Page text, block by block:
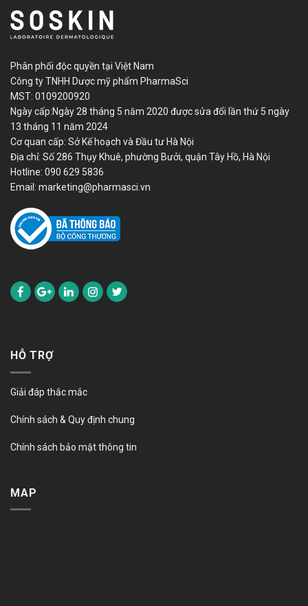
Phân phối độc quyền tại Việt Nam
Công ty TNHH Dược mỹ phẩm PharmaSci
MST: 0109200920
Ngày cấp:Ngày 28 tháng 5 năm 2020 được sửa đổi lần thứ 5 ngày
13 tháng 11 năm 2024
Cơ quan cấp: Sở Kế hoạch và Đầu tư Hà Nội
Địa chỉ: Số 286 Thụy Khuê, phường Bưởi, quận Tây Hồ, Hà Nội
Hotline: 090 629 5836
Email: marketing@pharmasci.vn
HỖ TRỢ
Giải đáp thắc mắc
Chính sách & Quy định chung
Chính sách bảo mật thông tin
MAP